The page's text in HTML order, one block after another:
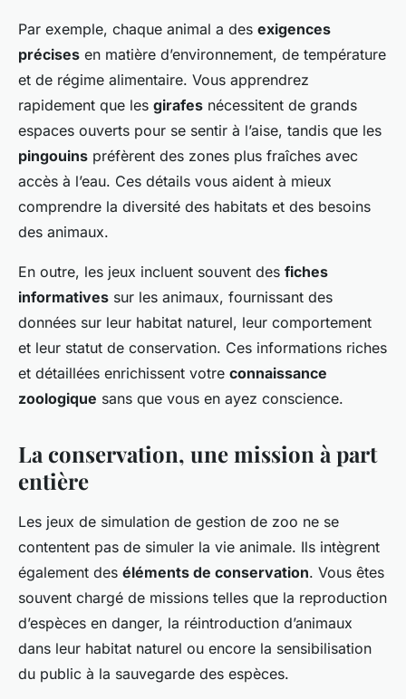
Par exemple, chaque animal a des exigences
précises en matière d’environnement, de température
et de régime alimentaire. Vous apprendrez
rapidement que les girafes nécessitent de grands
espaces ouverts pour se sentir à l’aise, tandis que les
pingouins préfèrent des zones plus fraîches avec
accès à l’eau. Ces détails vous aident à mieux
comprendre la diversité des habitats et des besoins
des animaux.
En outre, les jeux incluent souvent des fiches
informatives sur les animaux, fournissant des
données sur leur habitat naturel, leur comportement
et leur statut de conservation. Ces informations riches
et détaillées enrichissent votre connaissance
zoologique sans que vous en ayez conscience.
La conservation, une mission à part
entière
Les jeux de simulation de gestion de zoo ne se
contentent pas de simuler la vie animale. Ils intègrent
également des éléments de conservation. Vous êtes
souvent chargé de missions telles que la reproduction
d’espèces en danger, la réintroduction d’animaux
dans leur habitat naturel ou encore la sensibilisation
du public à la sauvegarde des espèces.